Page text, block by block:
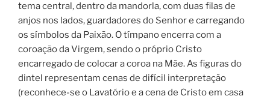
tema central, dentro da mandorla, com duas filas de
anjos nos lados, guardadores do Senhor e carregando
os símbolos da Paixão. O tímpano encerra com a
coroação da Virgem, sendo o próprio Cristo
encarregado de colocar a coroa na Mãe. As figuras do
dintel representam cenas de difícil interpretação
(reconhece-se o Lavatório e a cena de Cristo em casa